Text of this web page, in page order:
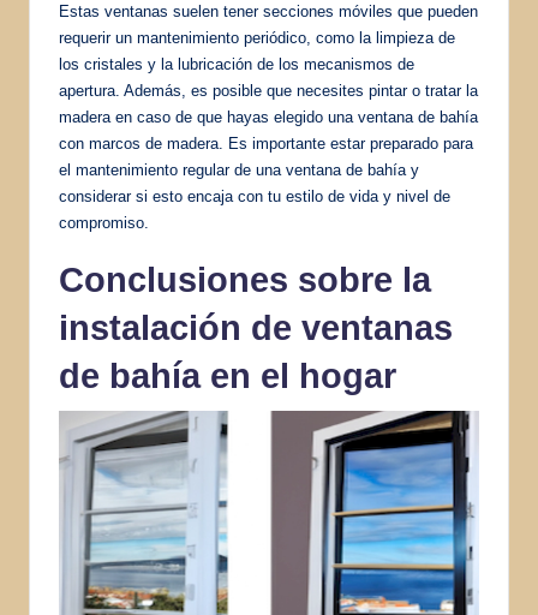
Estas ventanas suelen tener secciones móviles que pueden
requerir un mantenimiento periódico, como la limpieza de
los cristales y la lubricación de los mecanismos de
apertura. Además, es posible que necesites pintar o tratar la
madera en caso de que hayas elegido una ventana de bahía
con marcos de madera. Es importante estar preparado para
el mantenimiento regular de una ventana de bahía y
considerar si esto encaja con tu estilo de vida y nivel de
compromiso.
Conclusiones sobre la
instalación de ventanas
de bahía en el hogar